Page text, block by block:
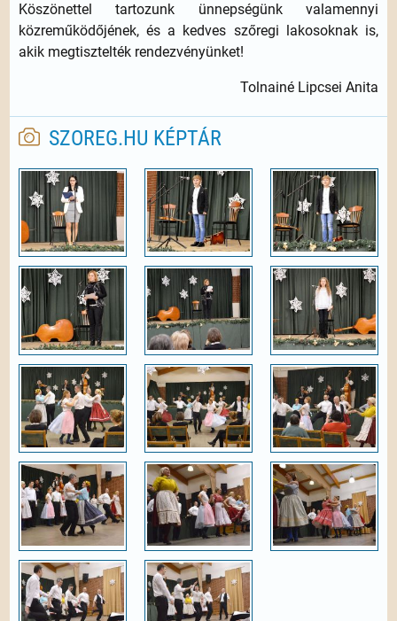
Köszönettel tartozunk ünnepségünk valamennyi
közreműködőjének, és a kedves szőregi lakosoknak is,
akik megtisztelték rendezvényünket!
Tolnainé Lipcsei Anita
SZOREG.HU KÉPTÁR